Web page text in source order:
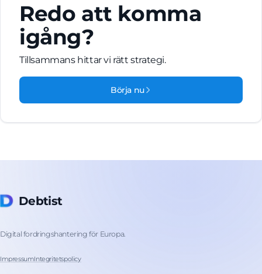
Redo att komma
igång?
Tillsammans hittar vi rätt strategi.
Börja nu
Debtist
Digital fordringshantering för Europa.
ImpressumIntegritetspolicy